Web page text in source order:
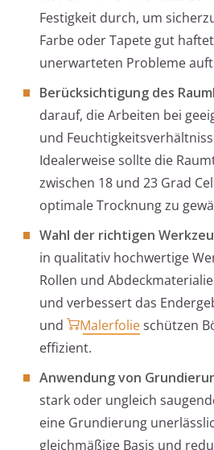
Festigkeit durch, um
Farbe oder Tapete gut
unerwarteten Probleme
Berücksichtigung des
darauf, die Arbeiten bei
und
Idealerweise sollte die
zwischen 18 und 23 Grad
optimale Trocknung zu
Wahl der richtigen
in qualitativ hochwertige
Rollen und
und verbessert das
und
Malerfolieschützen
effizient.
Anwendung von
stark oder ungleich
eine Grundierung
gleichmäßige Basis und